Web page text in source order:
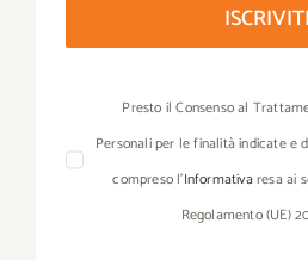
ISCRIVITI
Presto il Consenso al
Personali per le finalità indicate e
compreso l’Informativaresa ai
Regolamento (UE)